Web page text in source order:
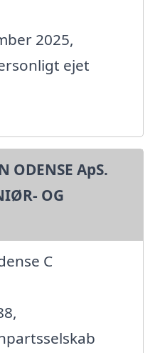
2025,
ejet
ODENSE ApS.
OG
C